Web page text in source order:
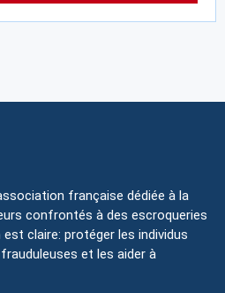
française dédiée à la
confrontés à des escroqueries
claire: protéger les individus
et les aider à